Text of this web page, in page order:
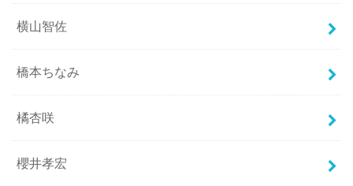
横山智佐
橋本ちなみ
橘杏咲
櫻井孝宏